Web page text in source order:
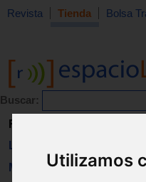
Utilizamos
Revista Tienda Bolsa
Buscar:
Revista
Libros
Material